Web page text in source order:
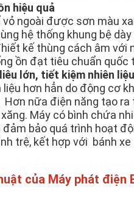
hiệu quả
vỏ ngoài được sơn màu
hệ thống khung bệ
kế thùng cách âm
ồn đạt tiêu chuẩn quốc
lớn, tiết kiệm nhiên liệu
liệu hơn hẳn do động cơ
Hơn nữa điện năng tạo
Máy có bình chứa
bảo quá trình hoạt
trệ, kết hợp với bánh
của Máy phát điện